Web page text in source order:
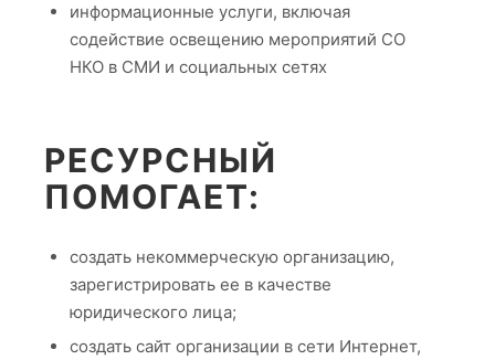
информационные услуги, включая
содействие освещению мероприятий СО
НКО в СМИ и социальных сетях
РЕСУРСНЫЙ
ПОМОГАЕТ:
создать некоммерческую организацию,
зарегистрировать ее в качестве
юридического лица;
создать сайт организации в сети Интернет,